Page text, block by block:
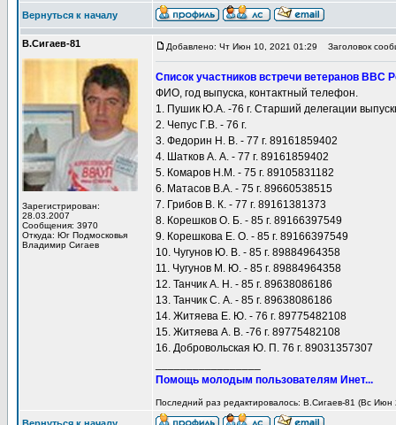
Вернуться к началу
В.Сигаев-81
Зарегистрирован:
28.03.2007
Сообщения: 3970
Откуда: Юг Подмосковья
Владимир Сигаев
Добавлено: Чт Июн 10, 2021 01:29 Заголовок
Список участников встречи ветеранов
ФИО, год выпуска, контактный телефон.
1. Пушик Ю.А. -76 г. Старший делегации
2. Чепус Г.В. - 76 г.
3. Федорин Н. В. - 77 г. 89161859402
4. Шатков А. А. - 77 г. 89161859402
5. Комаров Н.М. - 75 г. 89105831182
6. Матасов В.А. - 75 г. 89660538515
7. Грибов В. К. - 77 г. 89161381373
8. Корешков О. Б. - 85 г. 89166397549
9. Корешкова Е. О. - 85 г. 89166397549
10. Чугунов Ю. В. - 85 г. 89884964358
11. Чугунов М. Ю. - 85 г. 89884964358
12. Танчик А. Н. - 85 г. 89638086186
13. Танчик С. А. - 85 г. 89638086186
14. Житяева Е. Ю. - 76 г. 89775482108
15. Житяева А. В. -76 г. 89775482108
16. Добровольская Ю. П. 76 г. 89031357307
Помощь молодым пользователям Инет...
Последний раз редактировалось: В.Сигаев-81 (Вс Июн